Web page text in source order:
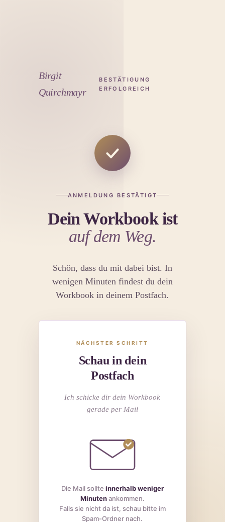
Birgit
Quirchmayr
BESTÄTIGUNG
ERFOLGREICH
ANMELDUNG BESTÄTIGT
Dein Workbook ist
auf dem Weg.
Schön, dass du mit dabei bist. In
wenigen Minuten findest du dein
Workbook in deinem Postfach.
NÄCHSTER SCHRITT
Schau in dein
Postfach
Ich schicke dir dein Workbook
gerade per Mail
Die Mail sollte innerhalb weniger
Minutenankommen.
Falls sie nicht da ist, schau bitte im
Spam-Ordner nach.